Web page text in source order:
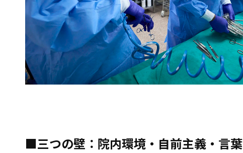
■三つの壁：院内環境・自前主義・言葉